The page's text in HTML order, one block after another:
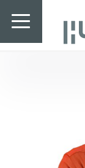
Tag: Hitler
In